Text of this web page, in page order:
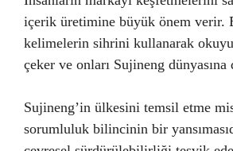
içerik üretimine büyük önem verir.
kelimelerin sihrini kullanarak
çeker ve onları Sujineng dünyasına
Sujineng’in ülkesini temsil etme
sorumluluk bilincinin bir